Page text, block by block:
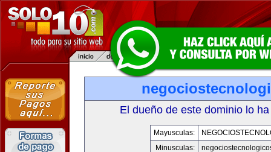
El dueño de este dominio lo
Mayusculas:
Minusculas: